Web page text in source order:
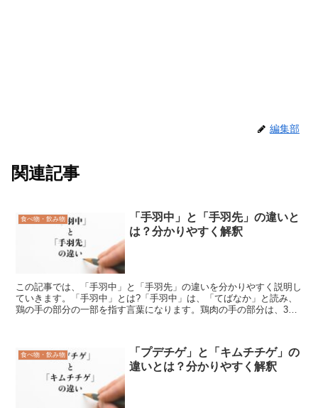
編集部
関連記事
食べ物・飲み物
「手羽中」と「手羽先」の違いと
は？分かりやすく解釈
この記事では、「手羽中」と「手羽先」の違いを分かりやすく説明し
ていきます。「手羽中」とは?「手羽中」は、「てばなか」と読み、
鶏の手の部分の一部を指す言葉になります。鶏肉の手の部分は、3つ
食べ物・飲み物
「プデチゲ」と「キムチチゲ」の
違いとは？分かりやすく解釈